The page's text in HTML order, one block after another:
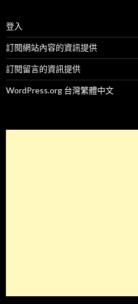
登入
訂閱網站內容的資訊提供
訂閱留言的資訊提供
WordPress.org 台灣繁體中文